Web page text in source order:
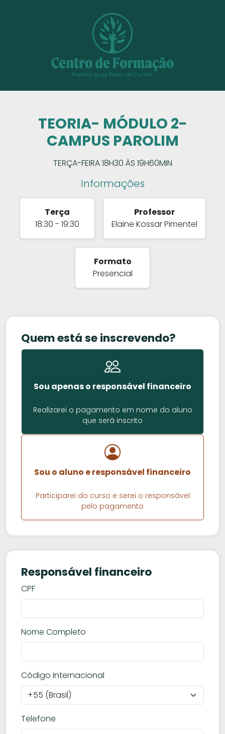
TEORIA- MÓDULO 2-
CAMPUS PAROLIM
TERÇA-FEIRA 18H30 ÀS 19H60MIN
Informações
Terça
18:30 - 19:30
Professor
Elaine Kossar Pimentel
Formato
Presencial
Quem está se inscrevendo?
Sou apenas o responsável financeiro
Realizarei o pagamento em nome do aluno
que será inscrito
Sou o aluno e responsável financeiro
Participarei do curso e serei o responsável
pelo pagamento
Responsável financeiro
CPF
Nome Completo
Código Internacional
Telefone